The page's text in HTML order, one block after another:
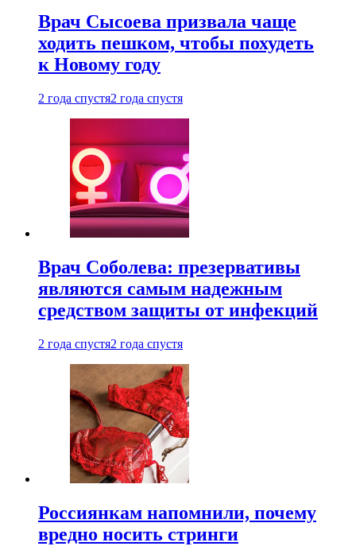
Врач Сысоева призвала чаще
ходить пешком, чтобы похудеть
к Новому году
2 года спустя2 года спустя
Врач Соболева: презервативы
являются самым надежным
средством защиты от инфекций
2 года спустя2 года спустя
Россиянкам напомнили, почему
вредно носить стринги